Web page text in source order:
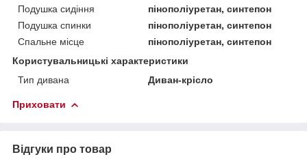
Подушка сидіння
пінополіуретан, синтепон
Подушка спинки
пінополіуретан, синтепон
Спальне місце
пінополіуретан, синтепон
Користувальницькі характеристики
Тип дивана
Диван-крісло
Приховати
Відгуки про товар